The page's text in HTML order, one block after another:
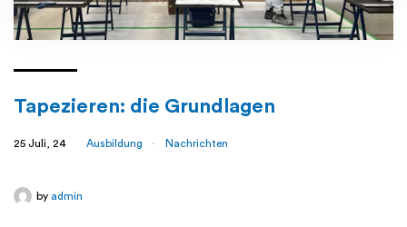
Tapezieren: die Grundlagen
25 Juli, 24 Ausbildung Nachrichten
by admin